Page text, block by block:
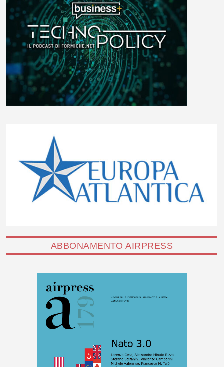
ABBONAMENTO AIRPRESS